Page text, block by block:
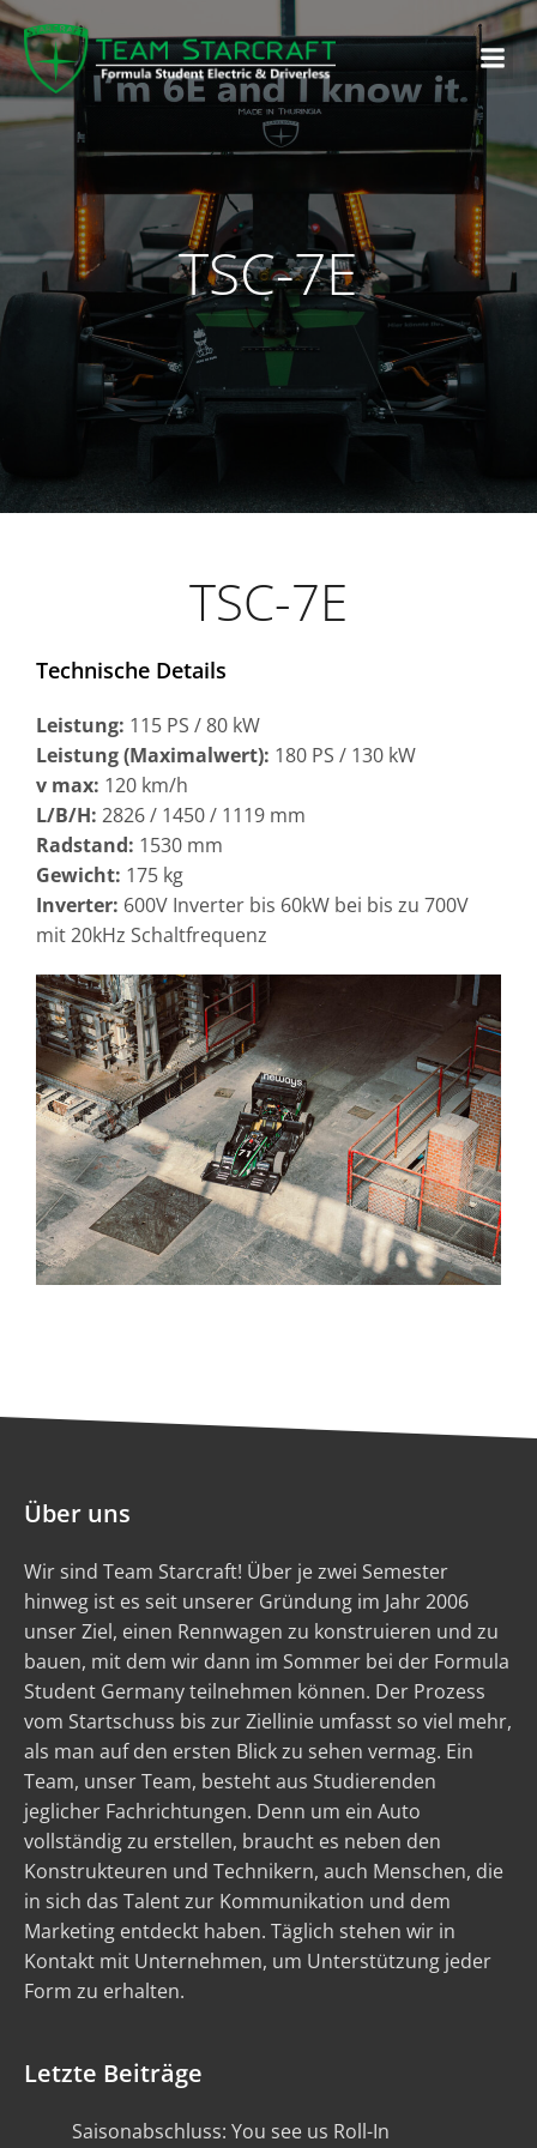
TSC-7E
TSC-7E
Technische Details
Leistung: 115 PS / 80 kW
Leistung (Maximalwert): 180 PS / 130 kW
v max: 120 km/h
L/B/H: 2826 / 1450 / 1119 mm
Radstand: 1530 mm
Gewicht: 175 kg
Inverter: 600V Inverter bis 60kW bei bis zu 700V
mit 20kHz Schaltfrequenz
Über uns
Wir sind Team Starcraft! Über je zwei Semester
hinweg ist es seit unserer Gründung im Jahr 2006
unser Ziel, einen Rennwagen zu konstruieren und zu
bauen, mit dem wir dann im Sommer bei der Formula
Student Germany teilnehmen können. Der Prozess
vom Startschuss bis zur Ziellinie umfasst so viel mehr,
als man auf den ersten Blick zu sehen vermag. Ein
Team, unser Team, besteht aus Studierenden
jeglicher Fachrichtungen. Denn um ein Auto
vollständig zu erstellen, braucht es neben den
Konstrukteuren und Technikern, auch Menschen, die
in sich das Talent zur Kommunikation und dem
Marketing entdeckt haben. Täglich stehen wir in
Kontakt mit Unternehmen, um Unterstützung jeder
Form zu erhalten.
Letzte Beiträge
Saisonabschluss: You see us Roll-In